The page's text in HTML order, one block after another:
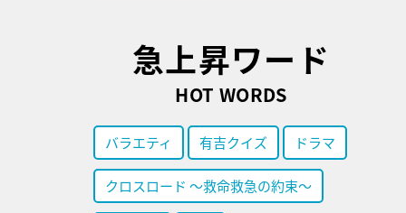
急上昇ワード
HOT WORDS
バラエティ 有吉クイズ ドラマ
クロスロード ～救命救急の約束～